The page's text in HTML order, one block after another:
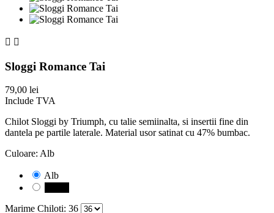
 
Sloggi Romance Tai
79,00 lei
Include TVA
Chilot Sloggi by Triumph, cu talie semiinalta, si insertii fine din
dantela pe partile laterale. Material usor satinat cu 47% bumbac.
Culoare: Alb
Alb
Marime Chiloti: 36